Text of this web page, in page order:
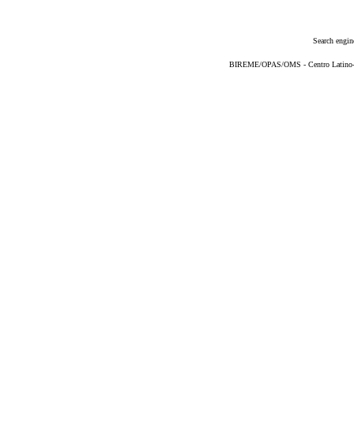
Search
BIREME/OPAS/OMS - Centro Latino-